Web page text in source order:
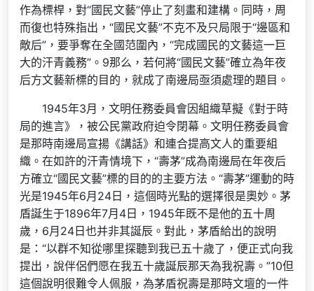
作為標桿，對“國民文藝”停止了刻畫和建構。同時，周
而復也特殊指出，“國民文藝”不克不及只局限于“邊區和
敵后”，要爭奪在全國范圍內，“完成國民的文藝這一巨
大的汗青義務”。9那么，若何將“國民文藝”確立為年夜
后方文藝新標的目的，就成了南邊局亟須處理的題目。
1945年3月，文明任務委員會因組織草擬《對于時
局的進言》，被公民黨政府迫令閉幕。文明任務委員會
是那時南邊局宣揚《講話》和連合提高文人的重要組
織。在如許的汗青情境下，“壽茅”成為南邊局在年夜后
方確立“國民文藝”標的目的的主要方法。“壽茅”運動的時
光是1945年6月24日，這個時光點的選擇很是奧妙。茅
盾誕生于1896年7月4日，1945年既不是他的五十周
歲，6月24日也并非其誕辰。對此，茅盾給出的說明
是：“以群不知從哪里探聽到我已五十歲了，便正式向我
提出，說伴侶們愿在我五十歲誕辰那天為我祝壽。”10但
這個說明很難令人佩服，為茅盾祝壽是那時文壇的一件